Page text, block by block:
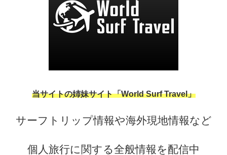
当サイトの姉妹サイト「World Surf Travel」
サーフトリップ情報や海外現地情報など
個人旅行に関する全般情報を配信中